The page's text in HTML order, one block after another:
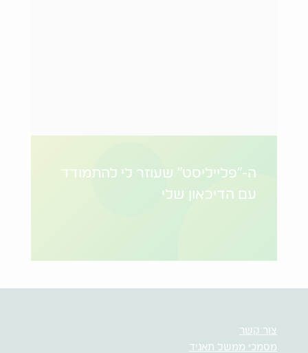
ה-"פלייליסט" שעוזר לי להתמודד
עם הדיכאון שלי
צור קשר
מסמכי ממשל תאגיד